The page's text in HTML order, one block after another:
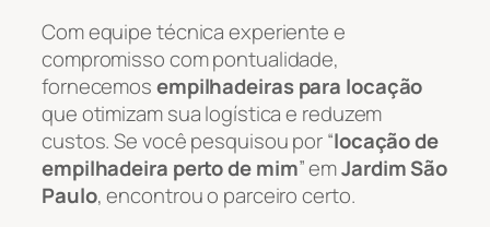
Com equipe técnica experiente e
compromisso com pontualidade,
fornecemosempilhadeiras para locação
que otimizam sua logística e reduzem
custos. Se você pesquisou por “locação de
empilhadeira perto de mim” emJardim São
Paulo, encontrou o parceiro certo.